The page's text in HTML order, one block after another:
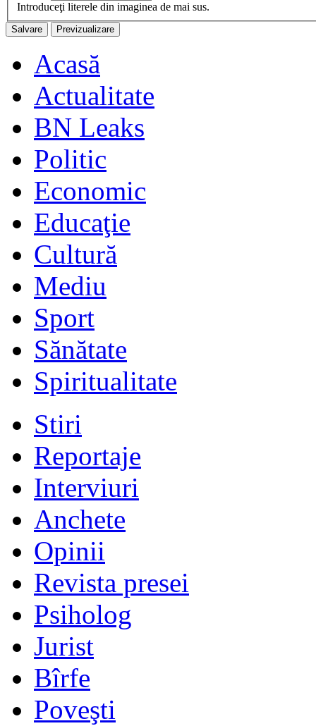
Introduceţi literele din imaginea de mai sus.
Acasă
Actualitate
BN Leaks
Politic
Economic
Educaţie
Cultură
Mediu
Sport
Sănătate
Spiritualitate
Stiri
Reportaje
Interviuri
Anchete
Opinii
Revista presei
Psiholog
Jurist
Bîrfe
Poveşti